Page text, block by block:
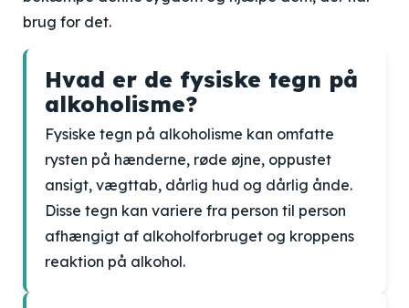
brug for det.
Hvad er de fysiske tegn på
alkoholisme?
Fysiske tegn på alkoholisme kan omfatte
rysten på hænderne, røde øjne, oppustet
ansigt, vægttab, dårlig hud og dårlig ånde.
Disse tegn kan variere fra person til person
afhængigt af alkoholforbruget og kroppens
reaktion på alkohol.